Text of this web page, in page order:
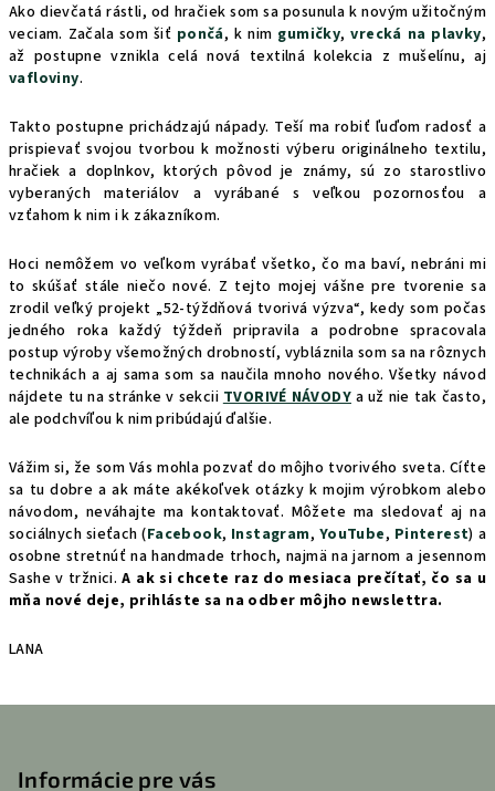
Ako dievčatá rástli, od hračiek som sa posunula k novým užitočným
veciam. Začala som šiť pončá, k nim gumičky,vrecká na plavky,
až postupne vznikla celá nová textilná kolekcia z mušelínu, aj
vafloviny.
Takto postupne prichádzajú nápady. Teší ma robiť ľuďom radosť a
prispievať svojou tvorbou k možnosti výberu originálneho textilu,
hračiek a doplnkov, ktorých pôvod je známy, sú zo starostlivo
vyberaných materiálov a vyrábané s veľkou pozornosťou a
vzťahom k nim i k zákazníkom.
Hoci nemôžem vo veľkom vyrábať všetko, čo ma baví, nebráni mi
to skúšať stále niečo nové. Z tejto mojej vášne pre tvorenie sa
zrodil veľký projekt „52-týždňová tvorivá výzva“, kedy som počas
jedného roka každý týždeň pripravila a podrobne spracovala
postup výroby všemožných drobností, vybláznila som sa na rôznych
technikách a aj sama som sa naučila mnoho nového. Všetky návod
nájdete tu na stránke v sekciiTVORIVÉ NÁVODY a už nie tak často,
ale podchvíľou k nim pribúdajú ďalšie.
Vážim si, že som Vás mohla pozvať do môjho tvorivého sveta. Cíťte
sa tu dobre a ak máte akékoľvek otázky k mojim výrobkom alebo
návodom, neváhajte ma kontaktovať. Môžete ma sledovať aj na
sociálnych sieťach (Facebook, Instagram, YouTube, Pinterest) a
osobne stretnúť na handmade trhoch, najmä na jarnom a jesennom
Sashe v tržnici.A ak si chcete raz do mesiaca prečítať, čo sa u
mňa nové deje, prihláste sa na odber môjho newslettra.
LANA
Informácie pre vás